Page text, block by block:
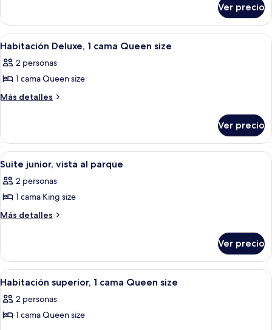
1
cama
Queen
size,
vista
parque
Deluxe,
cama
size,
vista
parque
Ver precio
Abrir
todas
las
fotos
de
1
cama
Queen
size
Una habitación de hotel moderna
7
Habitación Deluxe, 1 cama Queen size
2 personas
1 cama Queen size
Más detalles
Más
Deluxe,
cama
Queen
size
Ver precio
Abrir
todas
las
fotos
de
vista
al
parque
Ropa de cama de alta calidad y
5
Suite junior, vista al parque
2 personas
1 cama King size
Más detalles
Más
junior,
vista
al
Ver precio
Abrir
todas
las
fotos
Una habitación de hotel moderna
2
Habitación superior, 1 cama Queen size
2 personas
1 cama Queen size